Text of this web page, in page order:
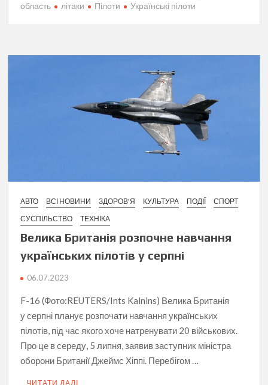
область
літаки Пілоти Українські пілоти
АВТО ВСІ НОВИНИ ЗДОРОВ'Я КУЛЬТУРА ПОДІЇ
СПОРТ
СУСПІЛЬСТВО
ТЕХНІКА
Велика Британія розпочне навчання
українських пілотів у серпні
06.07.2023
F-16 (Фото:REUTERS/Ints Kalnins) Велика Британія
у серпні планує розпочати навчання українських
пілотів, під час якого хоче натренувати 20 військових.
Про це в середу, 5 липня, заявив заступник міністра
оборони Британії Джеймс Хіппі. Перебігом …
ЧИТАТИ ДАЛІ